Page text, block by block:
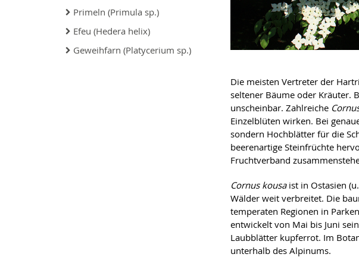
Primeln (Primula sp.)
Efeu (Hedera helix)
Geweihfarn (Platycerium sp.)
Die meisten Vertreter der
seltener Bäume oder Kräuter.
unscheinbar. Zahlreiche
Einzelblüten wirken. Bei
sondern Hochblätter für die
beerenartige Steinfrüchte
Fruchtverband
Cornus kousaist in Ostasien
Wälder weit verbreitet. Die
temperaten Regionen in
entwickelt von Mai bis Juni
Laubblätter kupferrot. Im
unterhalb des Alpinums.